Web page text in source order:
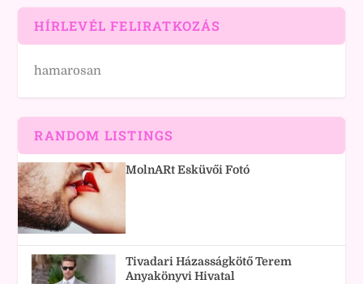
HÍRLEVÉL FELIRATKOZÁS
hamarosan
RANDOM LISTINGS
MolnARt Esküvői Fotó
Tivadari Házasságkötő Terem
Anyakönyvi Hivatal